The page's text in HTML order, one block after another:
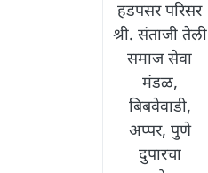
हडपसर परिसर
श्री. संताजी तेली
समाज सेवा
मंडळ,
बिबवेवाडी,
अप्पर, पुणे
दुपारचा